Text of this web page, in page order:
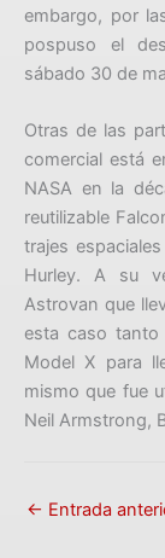
embargo, por
pospuso el
sábado 30 de
Otras de las
comercial está
NASA en la
reutilizable
trajes
Hurley. A su
Astrovan que
esta caso tanto
Model X para
mismo que fue
Neil Armstrong,
← Entrada